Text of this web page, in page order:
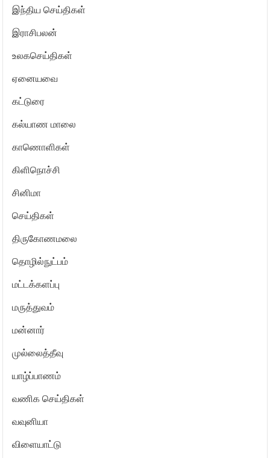
இந்திய செய்திகள்
இராசிபலன்
உலகசெய்திகள்
ஏனையவை
கட்டுரை
கல்யாண மாலை
காணொளிகள்
கிளிநொச்சி
சினிமா
செய்திகள்
திருகோணமலை
தொழில்நுட்பம்
மட்டக்களப்பு
மருத்துவம்
மன்னார்
முல்லைத்தீவு
யாழ்ப்பாணம்
வணிக செய்திகள்
வவுனியா
விளையாட்டு